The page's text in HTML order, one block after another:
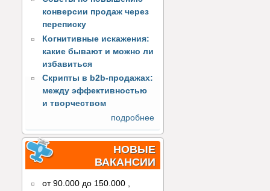
конверсии продаж через
переписку
Когнитивные искажения:
какие бывают и можно ли
избавиться
Скрипты в b2b-продажах:
между эффективностью
и творчеством
подробнее
НОВЫЕ
ВАКАНСИИ
от 90.000 до 150.000 ,